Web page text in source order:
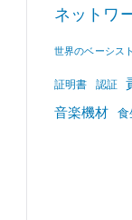
ネットワ
世界のベーシスト
証明書 認証
音楽機材 食